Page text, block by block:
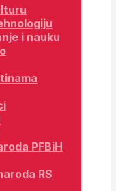
i nauku
PFBiH
RS